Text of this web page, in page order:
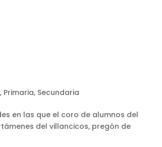
, Primaria, Secundaria
en las que el coro de alumnos del
del villancicos, pregón de